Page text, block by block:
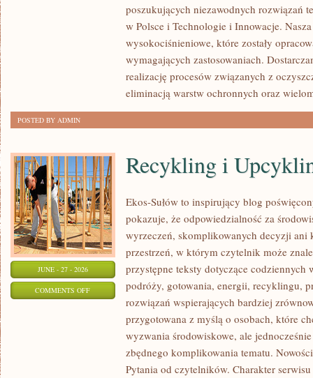
poszukujących niezawodnych rozwiązań
w Polsce i Technologie i Innowacje.
wysokociśnieniowe, które zostały
wymagających zastosowaniach.
realizację procesów związanych z
eliminacją warstw ochronnych oraz
POSTED BY ADMIN
JUNE - 27 - 2026
COMMENTS OFFON
RECYKLING
UPCYKLING
Recykling i
Ekos-Sułów to inspirujący blog
pokazuje, że odpowiedzialność za
wyrzeczeń, skomplikowanych decyzji ani
przestrzeń, w którym czytelnik może
przystępne teksty dotyczące
podróży, gotowania, energii, recyklingu,
rozwiązań wspierających bardziej
przygotowana z myślą o osobach, które
wyzwania środowiskowe, ale
zbędnego komplikowania tematu.
Pytania od czytelników. Charakter